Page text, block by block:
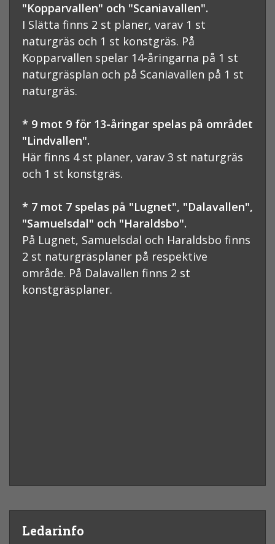
"Kopparvallen" och "Scaniavallen".
I Slätta finns 2 st planer, varav 1 st
naturgräs och 1 st konstgräs. På
Kopparvallen spelar 14-åringarna på 1 st
naturgräsplan och på Scaniavallen på 1 st
naturgräs.
* 9 mot 9 för 13-åringar spelas på området
"Lindvallen".
Här finns 4 st planer, varav 3 st naturgräs
och 1 st konstgräs.
* 7 mot 7 spelas på "Lugnet", "Dalavallen",
"Samuelsdal" och "Haraldsbo".
På Lugnet, Samuelsdal och Haraldsbo finns
2 st naturgräsplaner på respektive
område. På Dalavallen finns 2 st
konstgräsplaner.
Ledarinfo